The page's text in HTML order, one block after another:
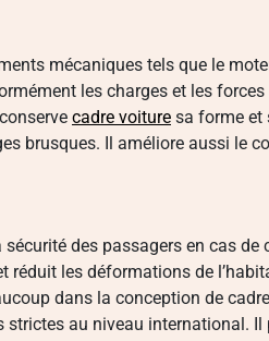
mécaniques tels que le
les charges et les
cadre voiture sa forme et
brusques. Il améliore aussi le
des passagers en cas de
réduit les déformations de
dans la conception de
strictes au niveau international. Il